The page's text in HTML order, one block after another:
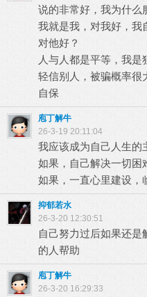
说的非常好，我为什么
我就是我，对我好，我
对他好？
人与人都是平等，我是
轻信别人，被骗概率很
自保
庖丁解牛
26-3-19 20:11:04
我应该成为自己人生的
如果，自己解决一切困
如果，一直心里建设，
抑郁若水
26-3-20 12:30:51
自己努力过后如果还
的人帮助
庖丁解牛
26-3-20 16:29:33